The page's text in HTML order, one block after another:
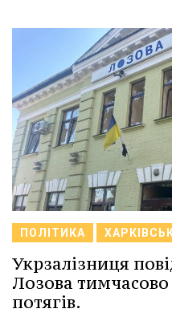
ПОЛІТИКА
Укрзалізниця
Лозова
потягів.